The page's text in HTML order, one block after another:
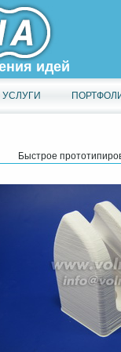
идей
УСЛУГИ
Быстрое